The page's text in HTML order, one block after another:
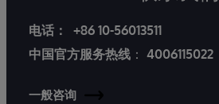
电话：
+86 10-56013511
中国官方服务热线 ： 4006115022
一般咨询